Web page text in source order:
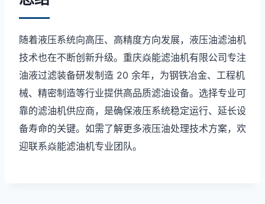
随着液压系统向高压、高精度方向发展，液压油滤油机
技术也在不断创新升级。重庆焱能滤油机有限公司专注
油液过滤装备研发制造 20 余年，为钢铁冶金、工程机
械、精密制造等行业提供高品质滤油设备。选择专业可
靠的滤油机供应商，是确保液压系统稳定运行、延长设
备寿命的关键。如需了解更多液压油处理技术方案，欢
迎联系焱能滤油机专业团队。